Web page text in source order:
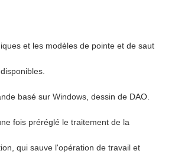
et les modèles de pointe et de saut
basé sur Windows, dessin de DAO.
fois préréglé le traitement de la
qui sauve l'opération de travail et